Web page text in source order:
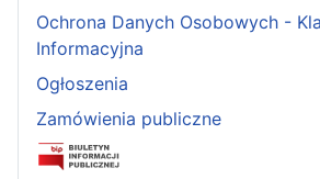
Ochrona Danych Osobowych -
Informacyjna
Ogłoszenia
Zamówienia publiczne